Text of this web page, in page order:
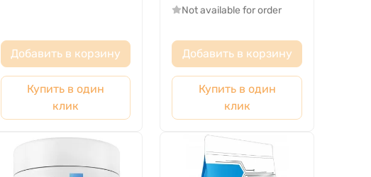
Добавить в корзину
Купить в один
клик
Not available for order
Добавить в корзину
Купить в один
клик